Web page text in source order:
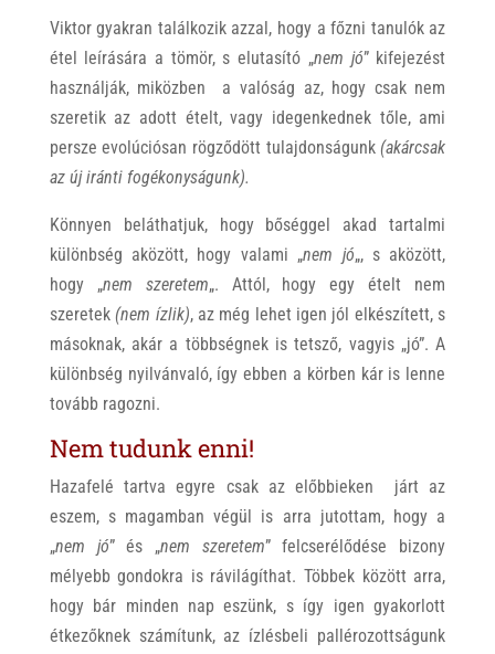
Viktor gyakran találkozik azzal, hogy a főzni tanulók az
étel leírására a tömör, s elutasító „nem jó” kifejezést
használják, miközben a valóság az, hogy csak nem
szeretik az adott ételt, vagy idegenkednek tőle, ami
persze evolúciósan rögződött tulajdonságunk (akárcsak
az új iránti fogékonyságunk).
Könnyen beláthatjuk, hogy bőséggel akad tartalmi
különbség aközött, hogy valami „nem jó„, s aközött,
hogy „nem szeretem„. Attól, hogy egy ételt nem
szeretek (nem ízlik), az még lehet igen jól elkészített, s
másoknak, akár a többségnek is tetsző, vagyis „jó”. A
különbség nyilvánvaló, így ebben a körben kár is lenne
tovább ragozni.
Nem tudunk enni!
Hazafelé tartva egyre csak az előbbieken járt az
eszem, s magamban végül is arra jutottam, hogy a
„nem jó” és „nem szeretem” felcserélődése bizony
mélyebb gondokra is rávilágíthat. Többek között arra,
hogy bár minden nap eszünk, s így igen gyakorlott
étkezőknek számítunk, az ízlésbeli pallérozottságunk